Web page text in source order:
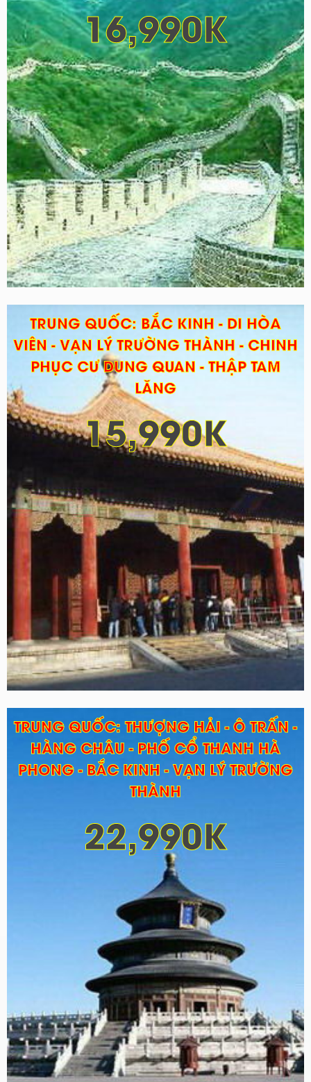
16,990K
TRUNG QUỐC: BẮC KINH - DI HÒA
VIÊN - VẠN LÝ TRƯỜNG THÀNH - CHINH
PHỤC CƯ DUNG QUAN - THẬP TAM
LĂNG
15,990K
TRUNG QUỐC: THƯỢNG HẢI - Ô TRẤN -
HÀNG CHÂU - PHỐ CỔ THANH HÀ
PHONG - BẮC KINH - VẠN LÝ TRƯỜNG
THÀNH
22,990K